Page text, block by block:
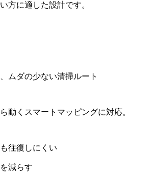
方に適した設計です。
ムダの少ない清掃ルート
動くスマートマッピングに対応。
往復しにくい
減らす